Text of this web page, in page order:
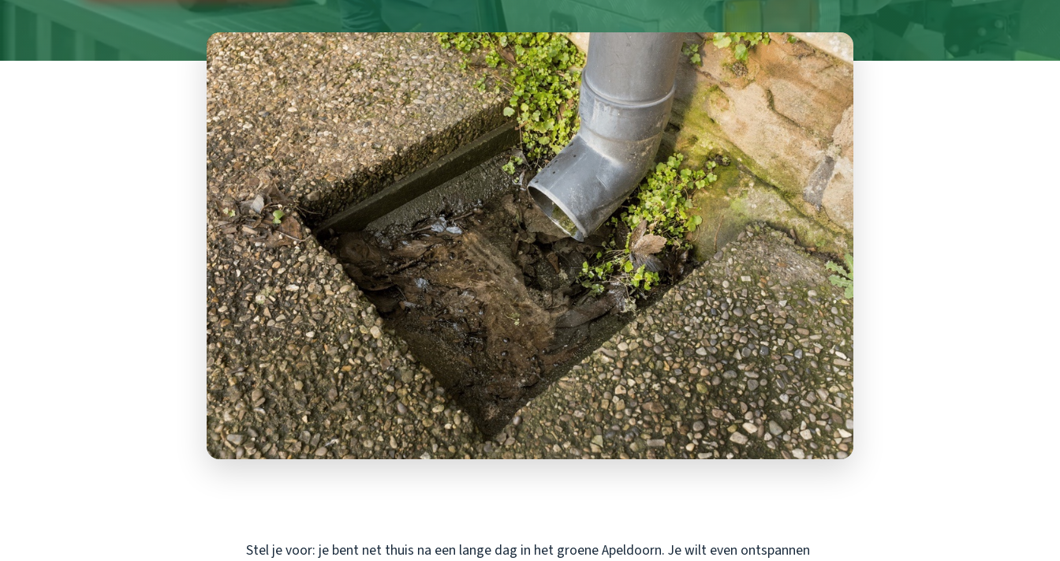
Stel je voor: je bent net thuis na een lange dag in het groene Apeldoorn. Je wilt even ontspannen